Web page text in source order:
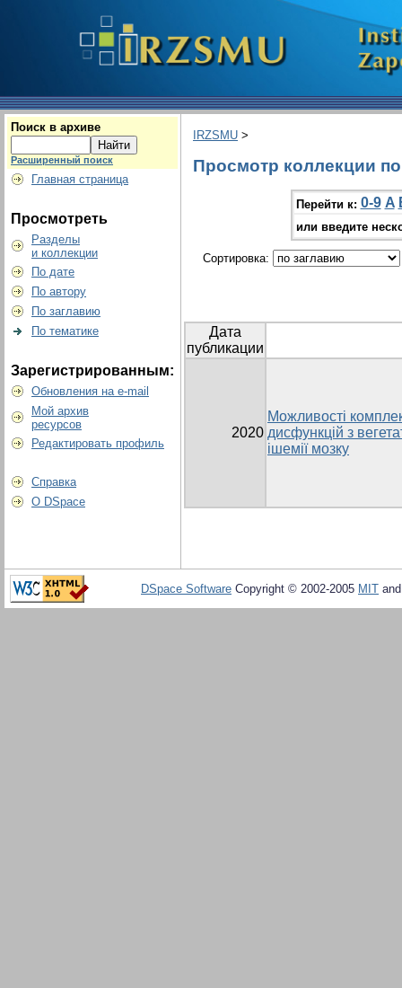
Поиск в архиве
Расширенный поиск
Главная страница
Просмотреть
Разделы
и коллекции
По дате
По автору
По заглавию
По тематике
Зарегистрированным:
Обновления на e-mail
Мой архив
ресурсов
Редактировать профиль
Справка
О DSpace
IRZSMU >
Просмотр коллекции
Перейти к: 0-9 A
или введите
Сортировка:
Дата
публикации
2020
Можливості
дисфункцій з
ішемії мозку
DSpace Software Copyright © 2002-2005 MIT